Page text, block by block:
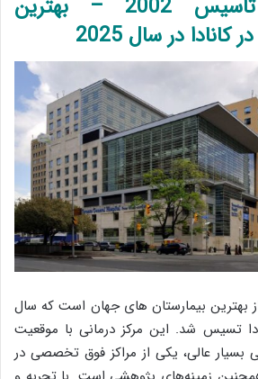
General) / تاسیس 2002 – بهترین
در سال 2025
بهترین بیمارستان های جهان است که سال
کانادا تسیس شد. این مرکز درمانی با موقعیت
بسیار عالی، یکی از مراکز فوق تخصصی در